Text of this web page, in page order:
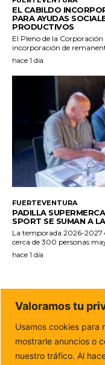
EL CABILDO
PARA AYUDAS
PRODUCTIVOS
El Pleno de la
incorporación de
hace 1 día
FUERTEVENTURA
PADILLA
SPORT SE SUMAN A
La temporada 2026-2027
cerca de 300 personas
hace 1 día